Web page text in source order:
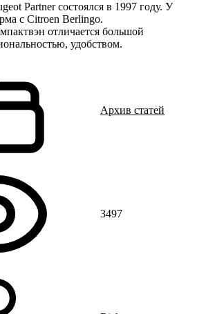
Partner состоялся в 1997 году. У
с Citroen Berlingo.
отличается большой
удобством.
Архив статей
3497